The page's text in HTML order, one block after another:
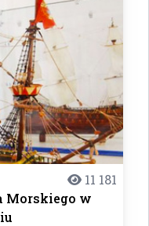
11 181
Morskiego w